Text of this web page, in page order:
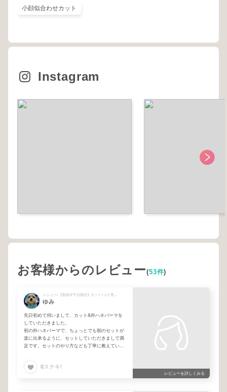
小顔似合わせカット
Instagram
お客様からのレビュー(53件)
ゆみ
先日初めて伺いまして、カット&外ハネパーマを
していただきました。
初の外ハネパーマで、ちょっとでも朝のセットが
楽に出来るように、セットしていただきまして満
足です。セットのやり方なども丁寧に教えていた
0ステキ!
レビューを詳しくみる